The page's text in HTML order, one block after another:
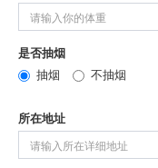
是否抽烟
抽烟
不抽烟
所在地址